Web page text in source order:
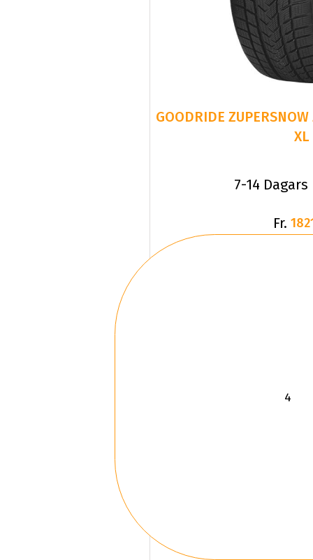
GOODRIDE
XL
7-14
Fr.